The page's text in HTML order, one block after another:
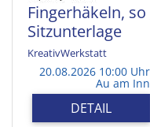
Fingerhäkeln,
Sitzunterlage
KreativWerkstatt
20.08.2026 10:00 Uhr
Au am Inn
DETAIL